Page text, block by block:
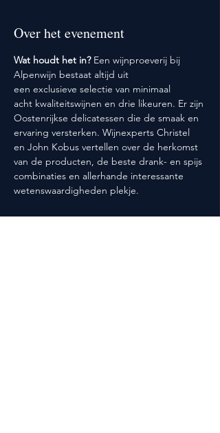
Over het evenement
Wat houdt het in? Een wijnproeverij bij
Alpenwijn bestaat altijd uit
een exclusieve selectie van minimaal
acht kwaliteitswijnen en drie likeuren. Er zijn
Oostenrijkse delicatessen die de smaak en
ervaring versterken. Wijnexperts Christel
en John Kobus vertellen over de herkomst
van de producten, de beste drank- en spijs
combinaties en allerhande interessante
wetenswaardigheden plekje.